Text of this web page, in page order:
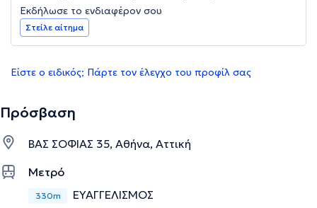
Εκδήλωσε το ενδιαφέρον σου
Στείλε αίτημα
Είστε ο ειδικός; Πάρτε τον έλεγχο του προφίλ σας
Πρόσβαση
ΒΑΣ ΣΟΦΙΑΣ 35, Αθήνα, Αττική
Μετρό
330m ΕΥΑΓΓΕΛΙΣΜΟΣ